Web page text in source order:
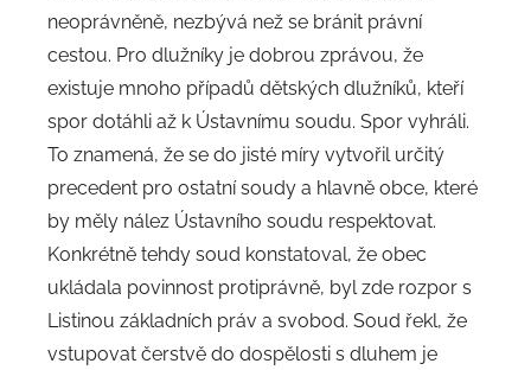
neoprávněně, nezbývá než se bránit právní
cestou. Pro dlužníky je dobrou zprávou, že
existuje mnoho případů dětských dlužníků, kteří
spor dotáhli až k Ústavnímu soudu. Spor vyhráli.
To znamená, že se do jisté míry vytvořil určitý
precedent pro ostatní soudy a hlavně obce, které
by měly nález Ústavního soudu respektovat.
Konkrétně tehdy soud konstatoval, že obec
ukládala povinnost protiprávně, byl zde rozpor s
Listinou základních práv a svobod. Soud řekl, že
vstupovat čerstvě do dospělosti s dluhem je